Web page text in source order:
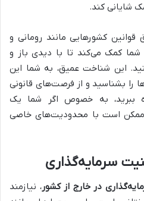
شایانی کند.
قوانین کشورهایی مانند رومانی و
شما کمک می‌کند تا با دیدی باز و
این شناخت عمیق، به شما این
را بشناسید و از فرصت‌های قانونی
ببرید، به خصوص اگر شما یک
ممکن است با محدودیت‌های خاصی
سرمایه‌گذاری
در خارج از کشور، نیازمند